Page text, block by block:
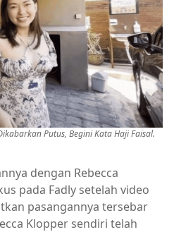
Putus, Begini Kata Haji Faisal.
dengan Rebecca
pada Fadly setelah video
pasangannya tersebar
Klopper sendiri telah